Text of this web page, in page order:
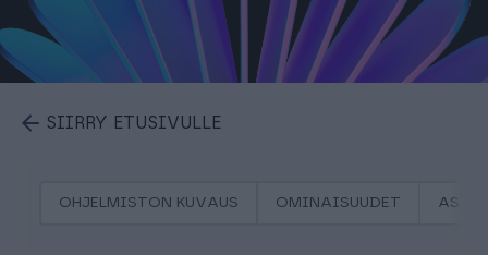
SIIRRY ETUSIVULLE
OHJELMISTON KUVAUS OMINAISUUDET